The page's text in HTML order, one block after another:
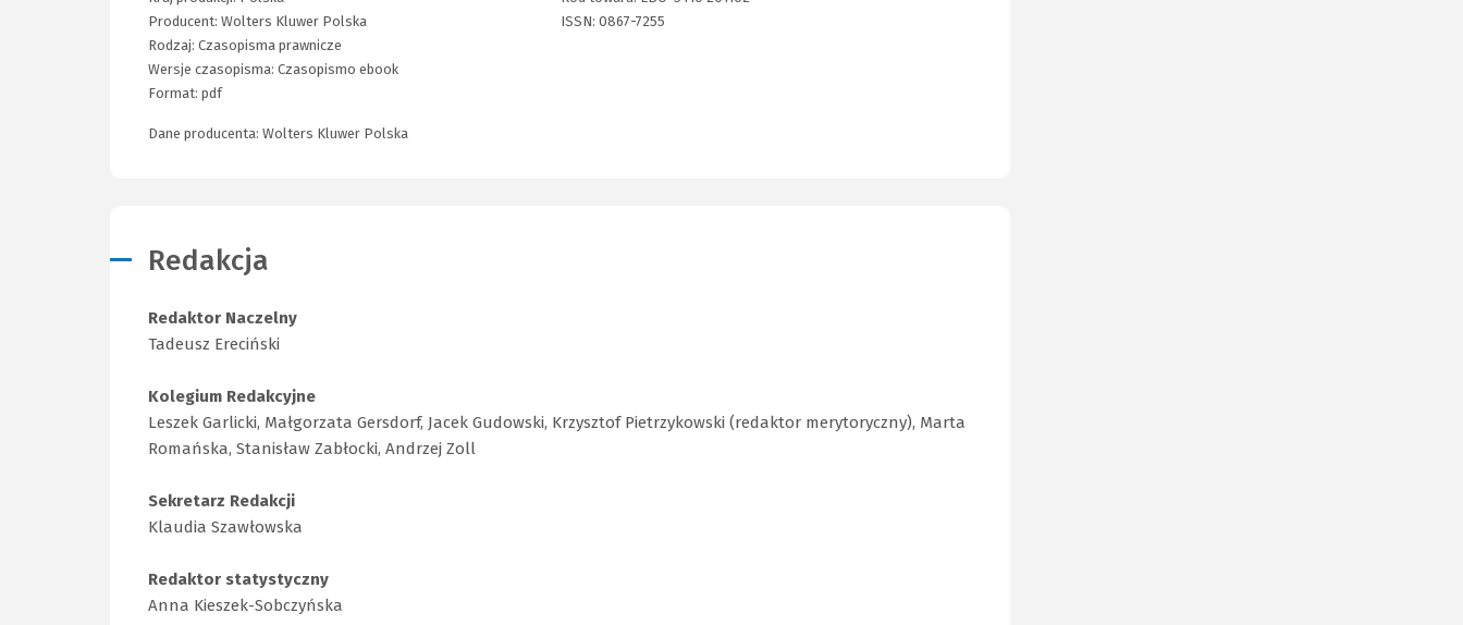
Producent: Wolters Kluwer Polska
Rodzaj: Czasopisma prawnicze
Wersje czasopisma: Czasopismo ebook
Format: pdf
ISSN: 0867-7255
Dane producenta: Wolters Kluwer Polska
Redakcja
Redaktor Naczelny
Tadeusz Ereciński
Kolegium Redakcyjne
Leszek Garlicki, Małgorzata Gersdorf, Jacek Gudowski, Krzysztof Pietrzykowski (redaktor merytoryczny), Marta
Romańska, Stanisław Zabłocki, Andrzej Zoll
Sekretarz Redakcji
Klaudia Szawłowska
Redaktor statystyczny
Anna Kieszek-Sobczyńska